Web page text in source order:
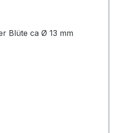
Blüte ca Ø 13 mm